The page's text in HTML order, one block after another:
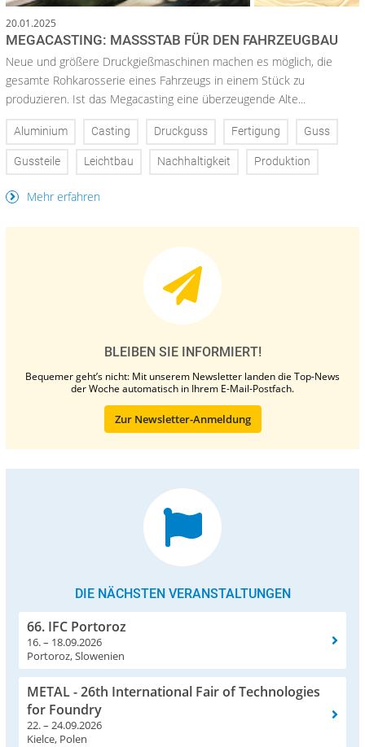
20.01.2025
MEGACASTING: MASSSTAB FÜR DEN FAHRZEUGBAU
Neue und größere Druckgießmaschinen machen es möglich, die
gesamte Rohkarosserie eines Fahrzeugs in einem Stück zu
produzieren. Ist das Megacasting eine überzeugende Alte...
Aluminium Casting Druckguss Fertigung Guss
Gussteile Leichtbau Nachhaltigkeit Produktion
Mehr erfahren
BLEIBEN SIE INFORMIERT!
Bequemer geht’s nicht: Mit unserem Newsletter landen die Top-News
der Woche automatisch in Ihrem E-Mail-Postfach.
Zur Newsletter-Anmeldung
DIE NÄCHSTEN VERANSTALTUNGEN
66. IFC Portoroz
16. – 18.09.2026
Portoroz, Slowenien
METAL - 26th International Fair of Technologies
for Foundry
22. – 24.09.2026
Kielce, Polen